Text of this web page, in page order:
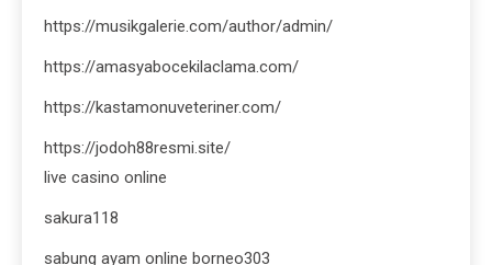
https://musikgalerie.com/author/admin/
https://amasyabocekilaclama.com/
https://kastamonuveteriner.com/
https://jodoh88resmi.site/
live casino online
sakura118
sabung ayam online borneo303